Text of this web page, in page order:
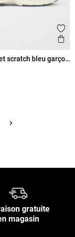
scratch bleu garçon
keyboard_arrow_rightSuivant
gratuite
magasin